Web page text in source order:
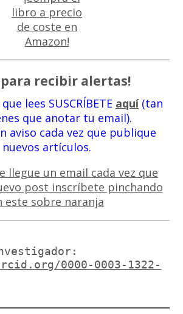
para recibir alertas!
lees SUSCRÍBETE aquí(tan
que anotar tu email).
aviso cada vez que publique
nuevos artículos.
0000-0003-1322-